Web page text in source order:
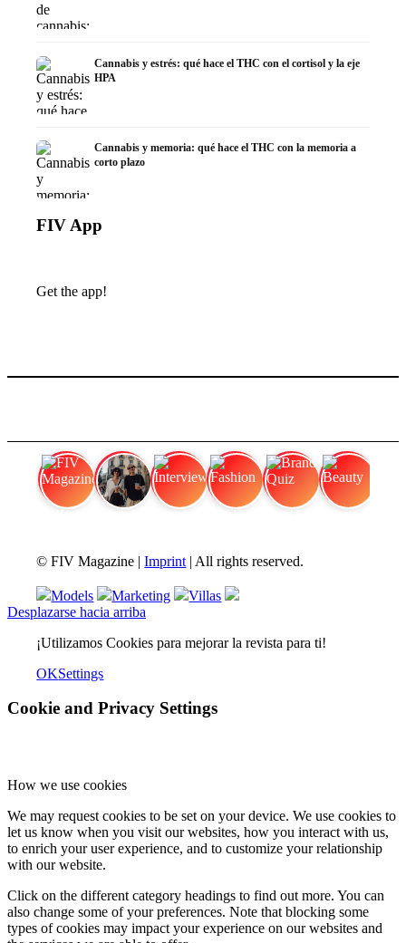
Cannabis y estrés: qué hace el THC con el cortisol y la eje
HPA
Cannabis y memoria: qué hace el THC con la memoria a
corto plazo
FIV App
Get the app!
© FIV Magazine |Imprint | All rights reserved.
Models Marketing
Villas
Desplazarse hacia arriba
¡Utilizamos Cookies para mejorar la revista para ti!
OKSettings
Cookie and Privacy Settings
How we use cookies
We may request cookies to be set on your device. We use cookies to
let us know when you visit our websites, how you interact with us,
to enrich your user experience, and to customize your relationship
with our website.
Click on the different category headings to find out more. You can
also change some of your preferences. Note that blocking some
types of cookies may impact your experience on our websites and